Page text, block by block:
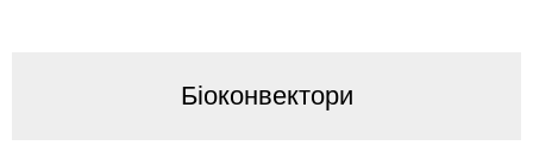
Біоконвектори